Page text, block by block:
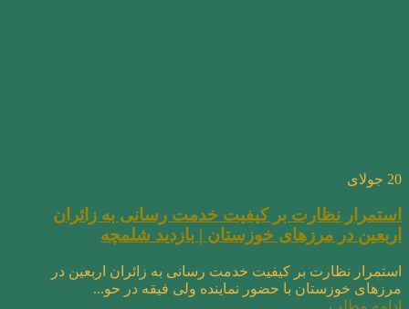
20 جولای
استمرار نظارت بر کیفیت خدمت رسانی به زائران
اربعین در مرزهای خوزستان | بازدید شلمچه
استمرار نظارت بر کیفیت خدمت رسانی به زائران اربعین در
مرزهای خوزستان با حضور نماینده ولی فیقه در حو...
ادامه مطلب